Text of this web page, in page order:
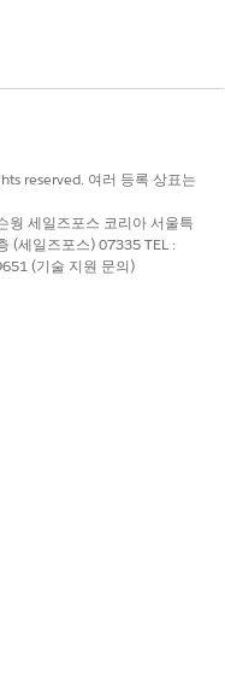
reserved. 여러 등록 상표는
웡 세일즈포스 코리아 서울특
(세일즈포스) 07335 TEL :
(기술 지원 문의)